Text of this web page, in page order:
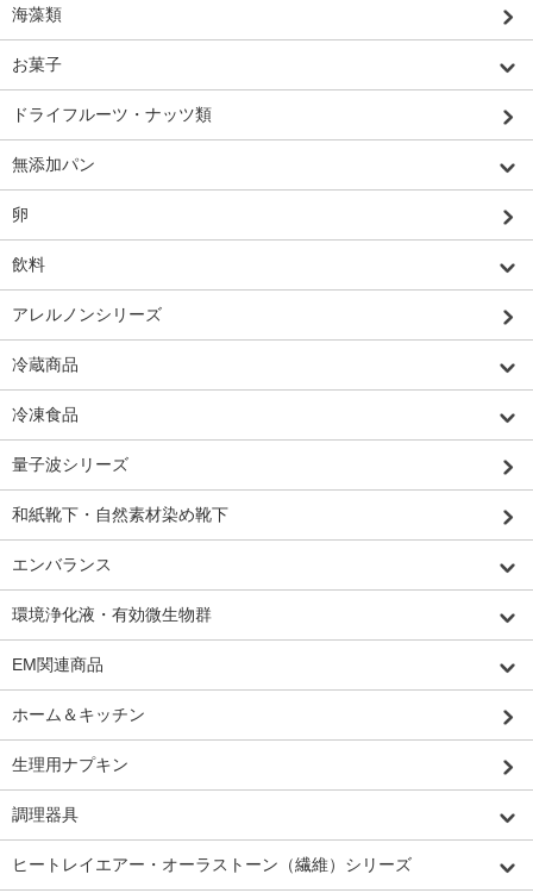
海藻類
お菓子
ドライフルーツ・ナッツ類
無添加パン
卵
飲料
アレルノンシリーズ
冷蔵商品
冷凍食品
量子波シリーズ
和紙靴下・自然素材染め靴下
エンバランス
環境浄化液・有効微生物群
EM関連商品
ホーム＆キッチン
生理用ナプキン
調理器具
ヒートレイエアー・オーラストーン（繊維）シリーズ